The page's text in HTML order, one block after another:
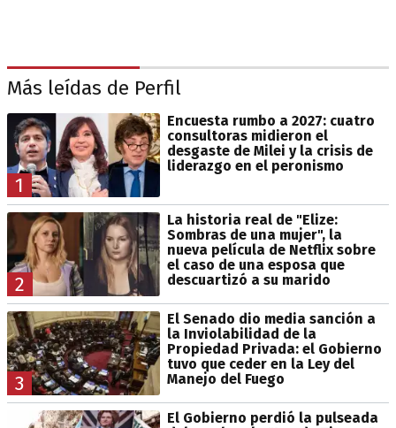
Más leídas de Perfil
1
Encuesta rumbo a 2027: cuatro
consultoras midieron el
desgaste de Milei y la crisis de
liderazgo en el peronismo
2
La historia real de "Elize:
Sombras de una mujer", la
nueva película de Netflix sobre
el caso de una esposa que
descuartizó a su marido
3
El Senado dio media sanción a
la Inviolabilidad de la
Propiedad Privada: el Gobierno
tuvo que ceder en la Ley del
Manejo del Fuego
El Gobierno perdió la pulseada